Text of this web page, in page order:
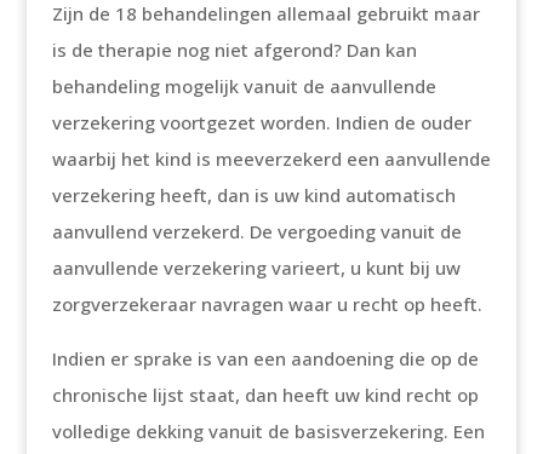
Zijn de 18 behandelingen allemaal gebruikt maar
is de therapie nog niet afgerond? Dan kan
behandeling mogelijk vanuit de aanvullende
verzekering voortgezet worden. Indien de ouder
waarbij het kind is meeverzekerd een aanvullende
verzekering heeft, dan is uw kind automatisch
aanvullend verzekerd. De vergoeding vanuit de
aanvullende verzekering varieert, u kunt bij uw
zorgverzekeraar navragen waar u recht op heeft.
Indien er sprake is van een aandoening die op de
chronische lijst staat, dan heeft uw kind recht op
volledige dekking vanuit de basisverzekering. Een